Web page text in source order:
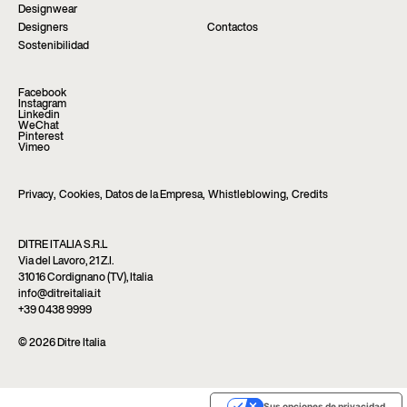
Designwear
Designers
Contactos
Sostenibilidad
Facebook
Instagram
Linkedin
WeChat
Pinterest
Vimeo
Privacy, Cookies, Datos de la Empresa, Whistleblowing, Credits
DITRE ITALIA S.R.L
Via del Lavoro, 21 Z.I.
31016 Cordignano (TV), Italia
info@ditreitalia.it
+39 0438 9999
© 2026 Ditre Italia